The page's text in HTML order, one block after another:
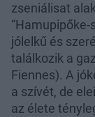
zseniálisat
“Hamupipőke-
jólelkű és
találkozik a
Fiennes). A
a szívét, de
az élete